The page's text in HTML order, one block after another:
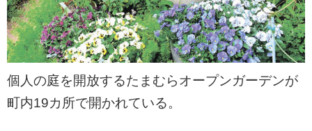
個人の庭を開放するたまむらオープンガーデンが
町内19カ所で開かれている。